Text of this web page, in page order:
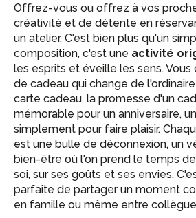
Offrez-vous ou offrez à vos
créativité et de détente en
un atelier. C'est bien plus qu'un
composition, c'est une activité
les esprits et éveille les sens.
de cadeau qui change de
carte cadeau, la promesse d'un
mémorable pour un anniversaire,
simplement pour faire plaisir.
est une bulle de déconnexion, un
bien-être où l'on prend le temps
soi, sur ses goûts et ses envies.
parfaite de partager un moment
en famille ou même entre